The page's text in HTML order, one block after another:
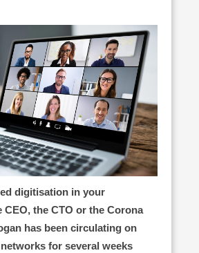
digitisation in your
CEO, the CTO or the Corona
has been circulating on
for several weeks